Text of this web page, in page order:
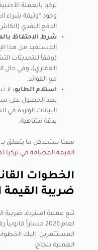
تركيا بالعملة
وجود “وثيقة شراء
الدفع النقدي
شرط الاحتفاظ
المستفيد من هذا
(وفقاً للتحديثات
العقاري)، وفي حال
مع الفوائد.
استلام الطابو: لا
بعد الحصول على
البيانات الواردة في
بدقة متناهية.
معنا ستجدكل ما يتعلق بــ
القيمة المضافة في تركيا لعام
الخطوات
ضريبة
لعام 2026 مساراً
المستثمرين. إليك
العملية بنجاح: